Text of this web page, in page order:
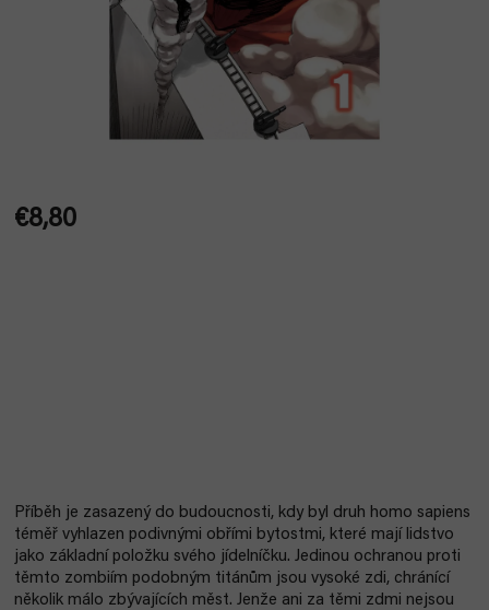
€8,80
Příběh je zasazený do budoucnosti, kdy byl druh homo sapiens
téměř vyhlazen podivnými obřími bytostmi, které mají lidstvo
jako základní položku svého jídelníčku. Jedinou ochranou proti
těmto zombiím podobným titánům jsou vysoké zdi, chránící
několik málo zbývajících měst. Jenže ani za těmi zdmi nejsou